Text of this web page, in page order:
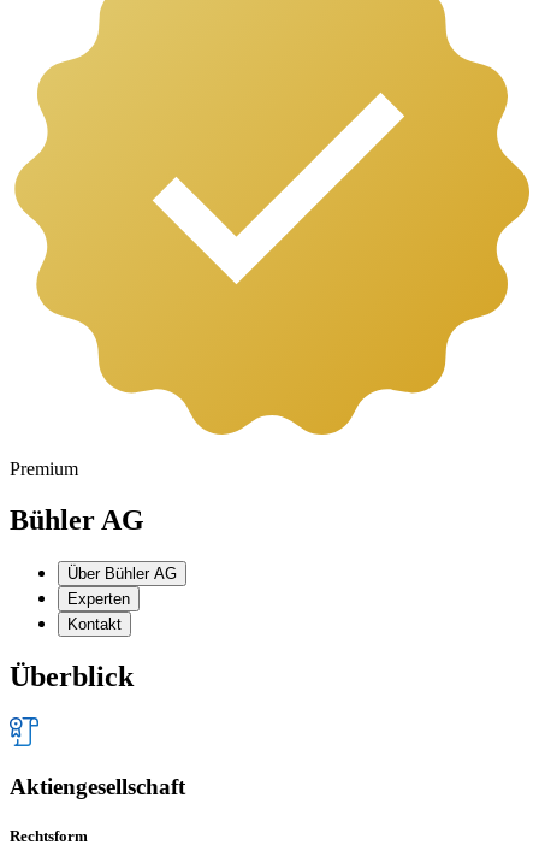
Premium
Bühler AG
Über Bühler AG
Experten
Kontakt
Überblick
Aktiengesellschaft
Rechtsform